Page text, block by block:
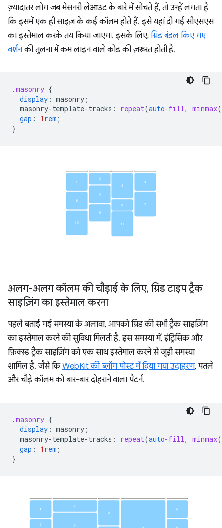
ज़्यादातर लोग जब मेसनरी लेआउट के बारे में सोचते हैं, तो उन्हें लगता है
कि इसमें एक ही साइज़ के कई कॉलम होते हैं. इसे यहां दी गई सीएसएस
का इस्तेमाल करके तय किया जाएगा. इसके लिए, ग्रिड बंडल किए गए
वर्शनकी तुलना में कम लाइन वाले कोड की ज़रूरत होती है.
.masonry {
display : masonry ;
masonry-template-tracks : repeat(auto-fill, minmax(
gap : 1 rem ;
}
अलग-अलग कॉलम की चौड़ाई के लिए, ग्रिड टाइप ट्रैक
साइज़िंग का इस्तेमाल करना
पहले बताई गई समस्या के अलावा, आपको ग्रिड की सभी ट्रैक साइज़िंग
का इस्तेमाल करने की सुविधा मिलती है. इस समस्या में, इंट्रिंसिक और
फ़िक्स्ड ट्रैक साइज़िंग को एक साथ इस्तेमाल करने से जुड़ी समस्या
शामिल है. जैसे किWebKit की ब्लॉग पोस्ट में दिया गया उदाहरण, पतले
और चौड़े कॉलम को बार-बार दोहराने वाला पैटर्न.
.masonry {
display : masonry ;
masonry-template-tracks : repeat(auto-fill, minmax(
gap : 1 rem ;
}